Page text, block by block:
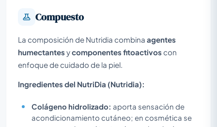
Compuesto
La composición de Nutridia combina agentes
humectantesycomponentes fitoactivos con
enfoque de cuidado de la piel.
Ingredientes del NutriDia (Nutridia):
Colágeno hidrolizado: aporta sensación de
acondicionamiento cutáneo; en cosmética se